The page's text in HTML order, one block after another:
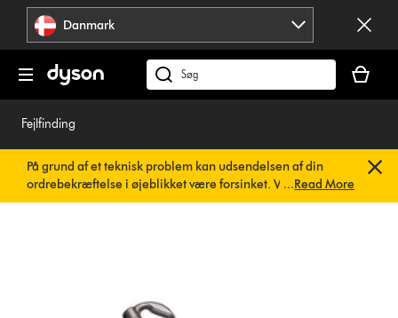
Spring
navigation
Danmark
Søg
på
er
tom
Fejlfinding
På grund af et teknisk problem kan udsendelsen af din
ordrebekræftelse i øjeblikket være forsinket. Vi arbejder
allerede på en hurtig løsning.Du behøver ikke at foretage
...Read More